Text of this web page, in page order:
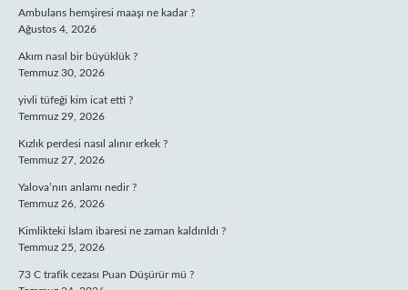
Ambulans hemşiresi maaşı ne kadar ?
Ağustos 4, 2026
Akım nasıl bir büyüklük ?
Temmuz 30, 2026
yivli tüfeği kim icat etti ?
Temmuz 29, 2026
Kızlık perdesi nasıl alınır erkek ?
Temmuz 27, 2026
Yalova’nın anlamı nedir ?
Temmuz 26, 2026
Kimlikteki İslam ibaresi ne zaman kaldırıldı ?
Temmuz 25, 2026
73 C trafik cezası Puan Düşürür mü ?